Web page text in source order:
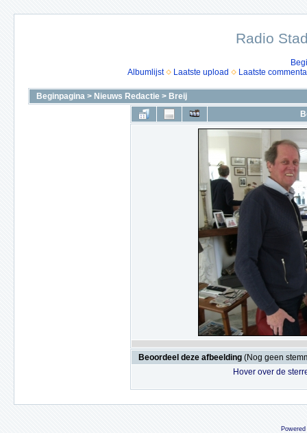
Radio
Albumlijst
Laatste upload Laatste
Beginpagina > Nieuws Redactie > Breij
Beoordeel deze afbeelding (Nog geen
Hover over de